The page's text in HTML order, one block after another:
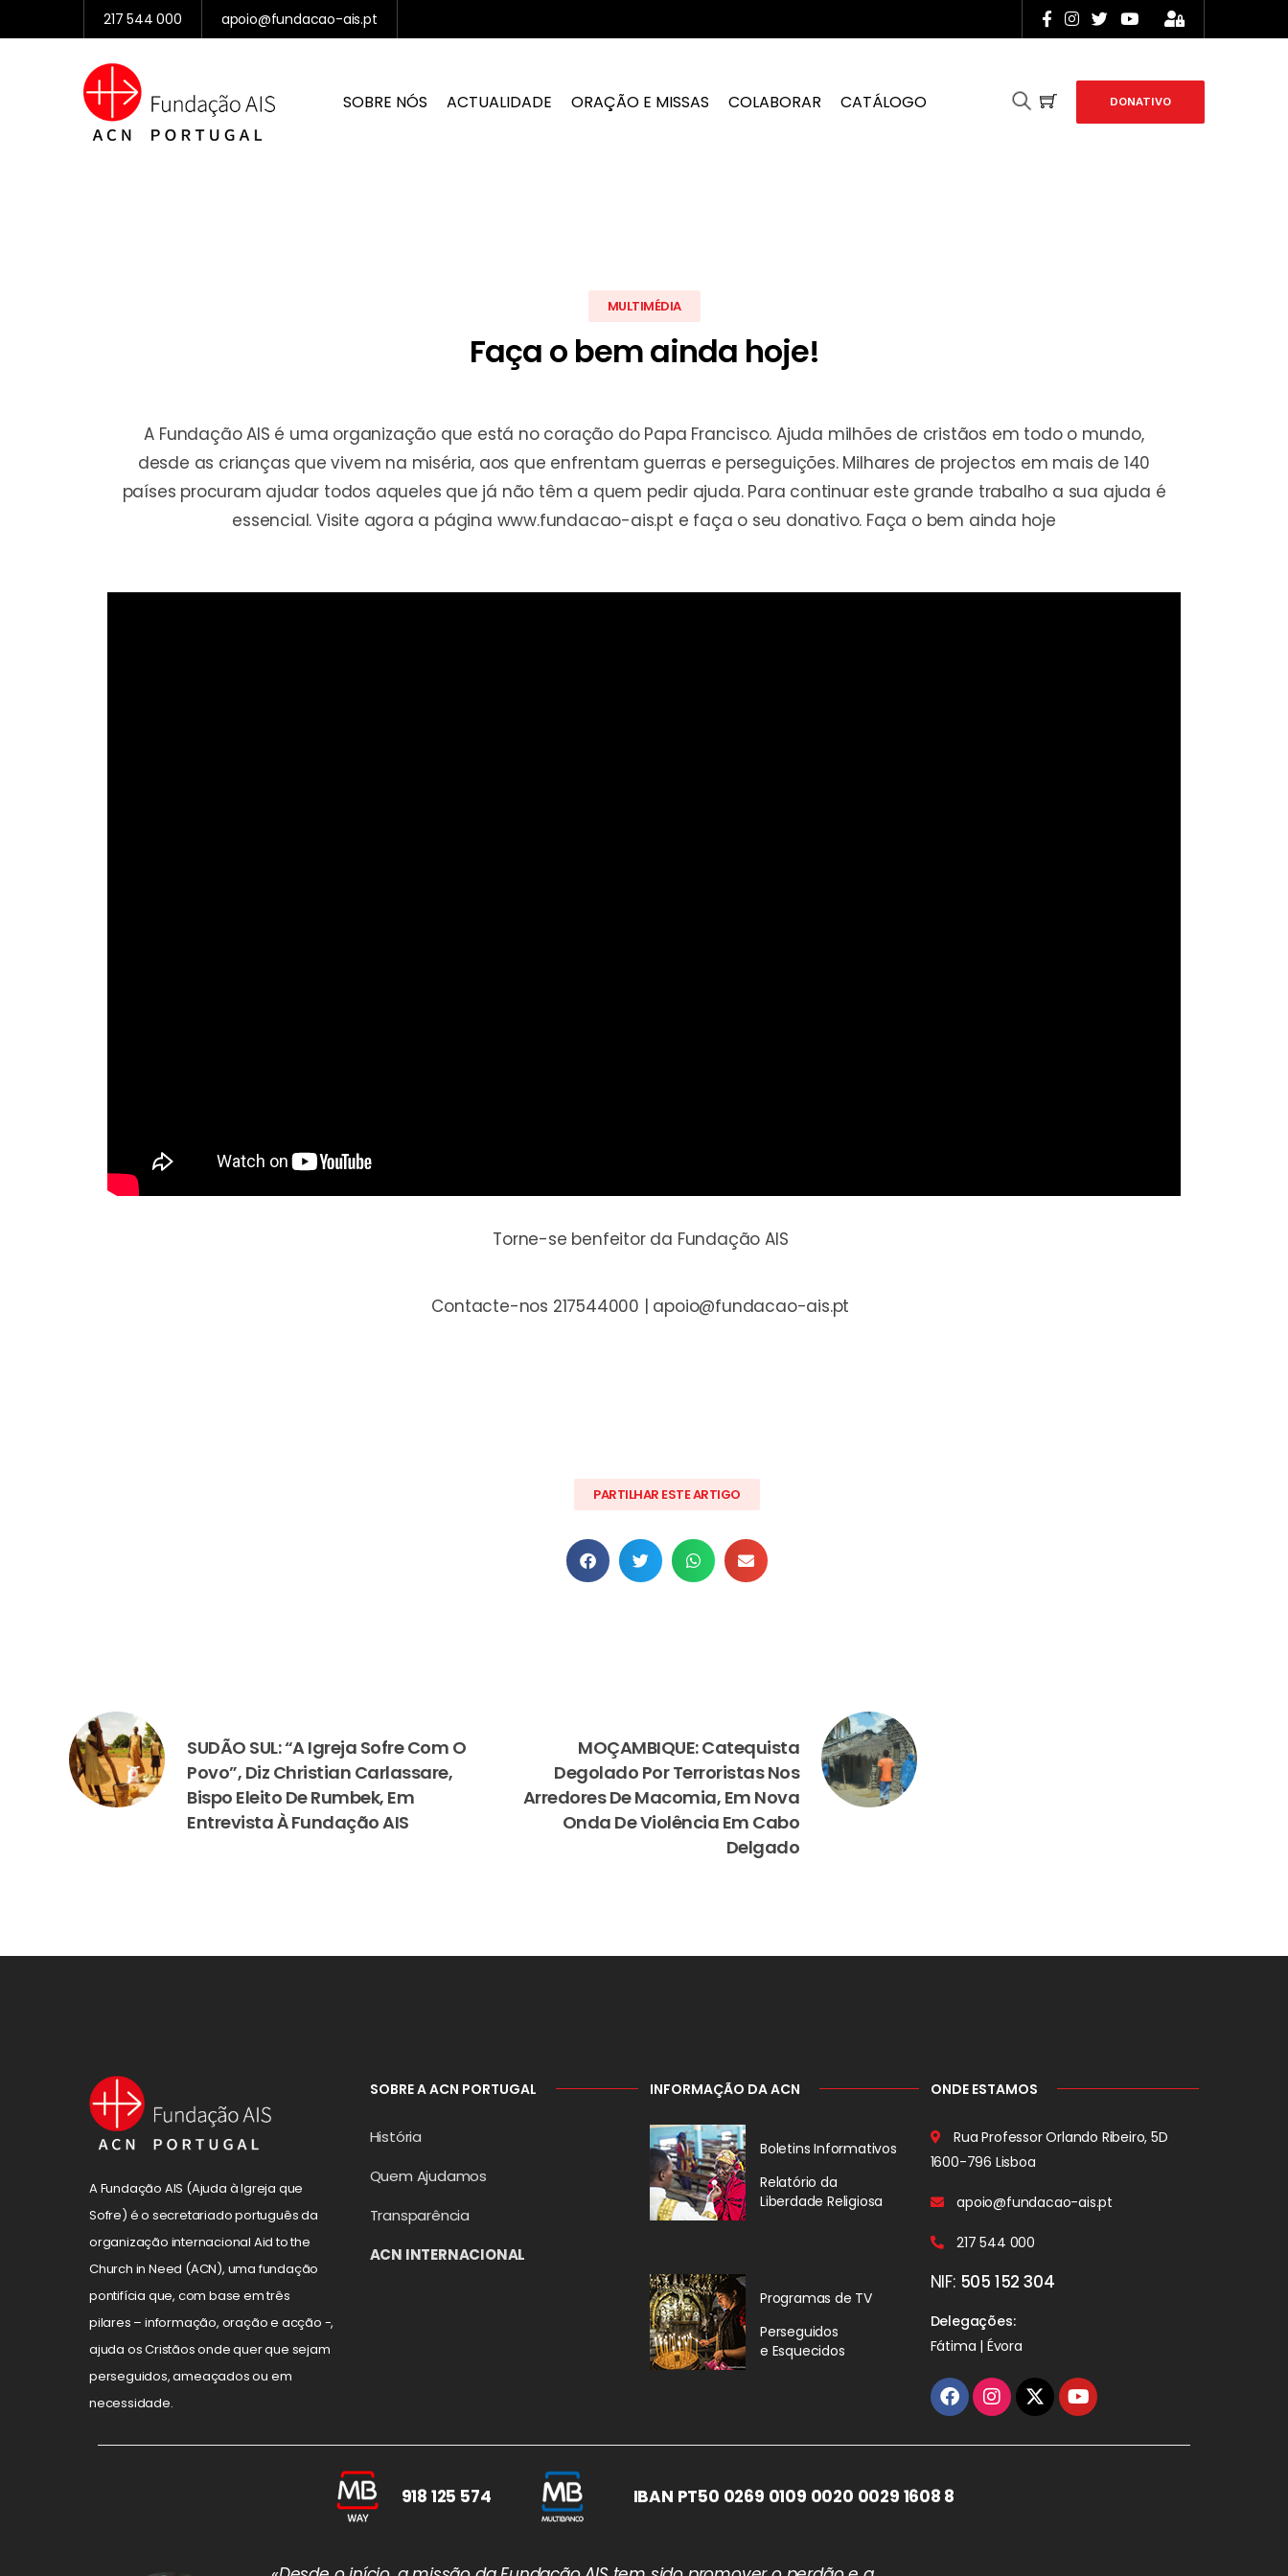
217 544 000 apoio@fundacao-ais.pt
SOBRE NÓS ACTUALIDADE ORAÇÃO E MISSAS COLABORAR CATÁLOGO DONATIVO
MULTIMÉDIA
Faça o bem ainda hoje!
A Fundação AIS é uma organização que está no coração do Papa Francisco. Ajuda milhões de cristãos em todo o mundo,
desde as crianças que vivem na miséria, aos que enfrentam guerras e perseguições. Milhares de projectos em mais de 140
países procuram ajudar todos aqueles que já não têm a quem pedir ajuda. Para continuar este grande trabalho a sua ajuda é
essencial. Visite agora a página www.fundacao-ais.pt e faça o seu donativo. Faça o bem ainda hoje
Torne-se benfeitor da Fundação AIS
Contacte-nos 217544000 | apoio@fundacao-ais.pt
PARTILHAR ESTE ARTIGO
SUDÃO SUL: “A Igreja Sofre Com O
Povo”, Diz Christian Carlassare,
Bispo Eleito De Rumbek, Em
Entrevista À Fundação AIS
MOÇAMBIQUE: Catequista
Degolado Por Terroristas Nos
Arredores De Macomia, Em Nova
Onda De Violência Em Cabo
Delgado
A Fundação AIS (Ajuda à Igreja que
Sofre) é o secretariado português da
organização internacional Aid to the
Church in Need (ACN), uma fundação
pontifícia que, com base em três
pilares – informação, oração e acção -,
ajuda os Cristãos onde quer que sejam
perseguidos, ameaçados ou em
necessidade.
SOBRE A ACN PORTUGAL
História
Quem Ajudamos
Transparência
ACN INTERNACIONAL
INFORMAÇÃO DA ACN
Boletins Informativos
Relatório da
Liberdade Religiosa
Programas de TV
Perseguidos
e Esquecidos
ONDE ESTAMOS
Rua Professor Orlando Ribeiro, 5D
1600-796 Lisboa
apoio@fundacao-ais.pt
217 544 000
NIF: 505 152 304
Delegações:
Fátima | Évora
918 125 574 IBAN PT50 0269 0109 0020 0029 1608 8